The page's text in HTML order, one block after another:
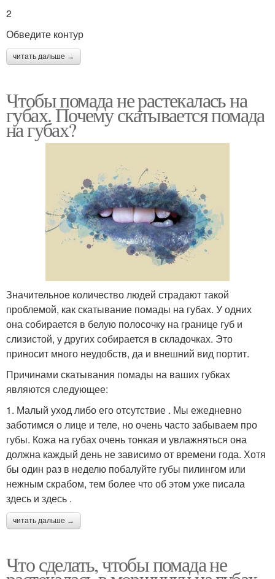
2
Обведите контур
читать дальше →
Чтобы помада не растекалась на
губах. Почему скатывается помада
на губах?
Значительное количество людей страдают такой
проблемой, как скатывание помады на губах. У одних
она собирается в белую полосочку на границе губ и
слизистой, у других собирается в складочках. Это
приносит много неудобств, да и внешний вид портит.
Причинами скатывания помады на ваших губках
являются следующее:
1. Малый уход либо его отсутствие . Мы ежедневно
заботимся о лице и теле, но очень часто забываем про
губы. Кожа на губах очень тонкая и увлажняться она
должна каждый день не зависимо от времени года. Хотя
бы один раз в неделю побалуйте губы пилингом или
нежным скрабом, тем более что об этом уже писала
здесь и здесь .
читать дальше →
Что сделать, чтобы помада не